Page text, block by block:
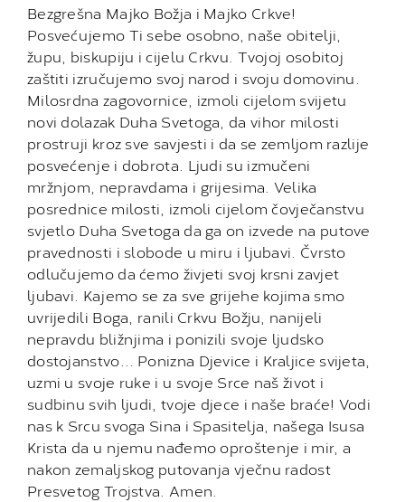
Bezgrešna Majko Božja i Majko Crkve!
Posvećujemo Ti sebe osobno, naše obitelji,
župu, biskupiju i cijelu Cr­kvu. Tvojoj osobitoj
zaštiti izručujemo svoj narod i svoju domovinu.
Milosrdna zagovornice, izmoli cijelom svije­tu
novi dolazak Duha Svetoga, da vihor milosti
prostruji kroz sve savjesti i da se zemljom razlije
posvećenje i do­brota. Ljudi su izmučeni
mržnjom, nepravdama i grijesi­ma. Velika
posrednice milosti, izmoli cijelom čovječanstvu
svjetlo Duha Svetoga da ga on izvede na putove
pravednosti i slo­bode u miru i ljubavi. Čvrsto
odlučujemo da ćemo živjeti svoj krsni zavjet
ljubavi. Kajemo se za sve grijehe kojima smo
uvrijedili Boga, ranili Crkvu Božju, nanijeli
neprav­du bližnjima i ponizili svoje ljud­sko
dostojanstvo… Ponizna Djevice i Kraljice svijeta,
uzmi u svoje ruke i u svoje Srce naš život i
sudbinu svih ljudi, tvoje djece i naše braće! Vodi
nas k Srcu svo­ga Sina i Spasitelja, našega Isusa
Krista da u njemu nađemo oproštenje i mir, a
nakon zemaljskog putovanja vječnu ra­dost
Presvetog Trojstva. Amen.